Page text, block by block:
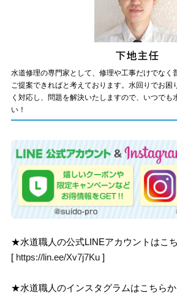
水道修理の専門家として、修理や工事だけでなく
ご提案できればと考えております。水回りでお困
く対応し、問題を解決いたしますので、いつでも
い！
★水道職人の公式LINEアカウントはこ
[ https://lin.ee/Xv7j7Ku ]
★水道職人のインスタグラムはこちらか